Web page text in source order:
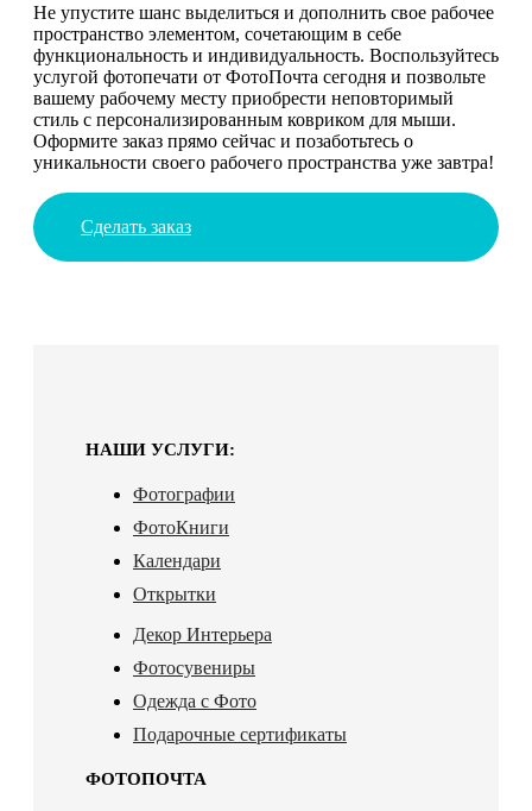
Не упустите шанс выделиться и дополнить свое рабочее
пространство элементом, сочетающим в себе
функциональность и индивидуальность. Воспользуйтесь
услугой фотопечати от ФотоПочта сегодня и позвольте
вашему рабочему месту приобрести неповторимый
стиль с персонализированным ковриком для мыши.
Оформите заказ прямо сейчас и позаботьтесь о
уникальности своего рабочего пространства уже завтра!
Сделать заказ
НАШИ УСЛУГИ:
Фотографии
ФотоКниги
Календари
Открытки
Декор Интерьера
Фотосувениры
Одежда с Фото
Подарочные сертификаты
ФОТОПОЧТА